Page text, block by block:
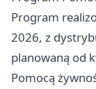
Program
2026, z
planowaną od
Pomocą